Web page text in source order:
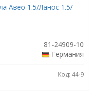
Авео 1.5/Ланос 1.5/
81-24909-10
Германия
Код: 44-9